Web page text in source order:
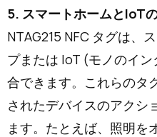
5. スマートホームとIoT
NTAG215 NFC タグは、
プまたは IoT (モノのイ
合できます。これらのタ
されたデバイスのアクシ
ます。たとえば、照明を